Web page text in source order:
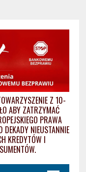
Z 10-
ABY ZATRZYMAĆ
PRAWA
DEKADY NIEUSTANNIE
KREDYTÓW I